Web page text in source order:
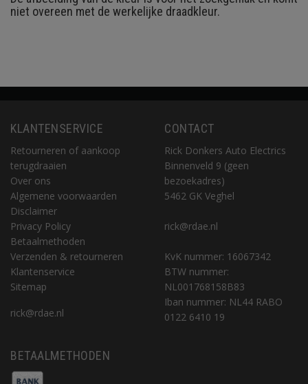
niet overeen met de werkelijke draadkleur.
KLANTENSERVICE
Retourneren of aankoop
terugdraaien
Over ons
Algemene voorwaarden
Disclaimer
Privacy Policy
Betaalmethoden
Verzenden & retourneren
Klantenservice
Sitemap
rick@rdae.nl
CONTACT
Rick Donkers Auto Electrics
Binnenveld 9 (geen
bezoekadres)
5462 GK Veghel
rick@rdae.nl
KvK nummer: 16067342
BTW nummer:
NL001768158B83
Iban nummer: NL44 RABO
0122 6410 19
BETAALMETHODEN